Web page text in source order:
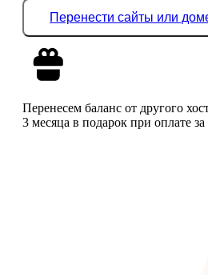
Перенести сайты или
Перенесем баланс от другого
3 месяца в подарок при оплате за